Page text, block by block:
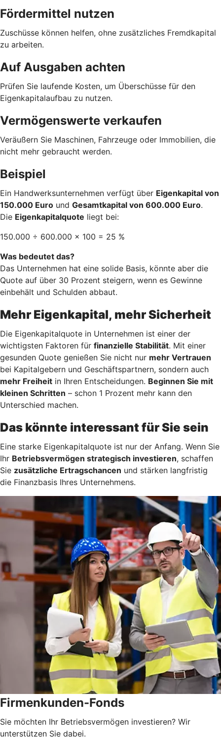
Fördermittel nutzen
Zuschüsse können helfen, ohne zusätzliches Fremdkapital
zu arbeiten.
Auf Ausgaben achten
Prüfen Sie laufende Kosten, um Überschüsse für den
Eigenkapitalaufbau zu nutzen.
Vermögenswerte verkaufen
Veräußern Sie Maschinen, Fahrzeuge oder Immobilien, die
nicht mehr gebraucht werden.
Beispiel
Ein Handwerksunternehmen verfügt über Eigenkapital von
150.000 Euro und Gesamtkapital von 600.000 Euro.
Die Eigenkapitalquote liegt bei:
150.000 ÷ 600.000 × 100 = 25 %
Was bedeutet das?
Das Unternehmen hat eine solide Basis, könnte aber die
Quote auf über 30 Prozent steigern, wenn es Gewinne
einbehält und Schulden abbaut.
Mehr Eigenkapital, mehr Sicherheit
Die Eigenkapitalquote in Unternehmen ist einer der
wichtigsten Faktoren für finanzielle Stabilität. Mit einer
gesunden Quote genießen Sie nicht nur mehr Vertrauen
bei Kapitalgebern und Geschäftspartnern, sondern auch
mehr Freiheit in Ihren Entscheidungen. Beginnen Sie mit
kleinen Schritten – schon 1 Prozent mehr kann den
Unterschied machen.
Das könnte interessant für Sie sein
Eine starke Eigenkapitalquote ist nur der Anfang. Wenn Sie
Ihr Betriebsvermögen strategisch investieren, schaffen
Sie zusätzliche Ertragschancen und stärken langfristig
die Finanzbasis Ihres Unternehmens.
Firmenkunden-Fonds
Sie möchten Ihr Betriebsvermögen investieren? Wir
unterstützen Sie dabei.